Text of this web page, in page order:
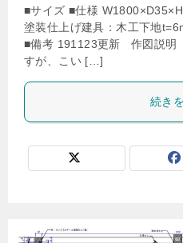
■サイズ ■仕様
塗装仕上げ建具：木工下地
■備考 191123更新 作図説明
すが、こい […]
続き